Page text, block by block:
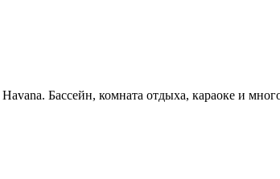
Бассейн, комната отдыха, караоке и